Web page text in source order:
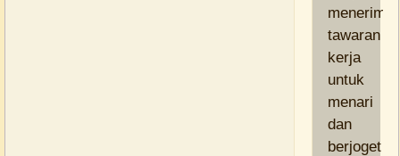
menerima
tawaran
kerja
untuk
menari
dan
berjoget